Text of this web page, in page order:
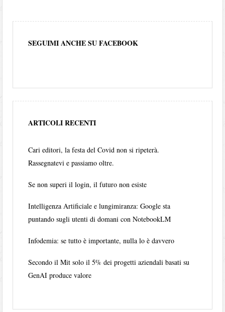
SEGUIMI ANCHE SU FACEBOOK
ARTICOLI RECENTI
Cari editori, la festa del Covid non si ripeterà.
Rassegnatevi e passiamo oltre.
Se non superi il login, il futuro non esiste
Intelligenza Artificiale e lungimiranza: Google sta
puntando sugli utenti di domani con NotebookLM
Infodemia: se tutto è importante, nulla lo è davvero
Secondo il Mit solo il 5% dei progetti aziendali basati su
GenAI produce valore